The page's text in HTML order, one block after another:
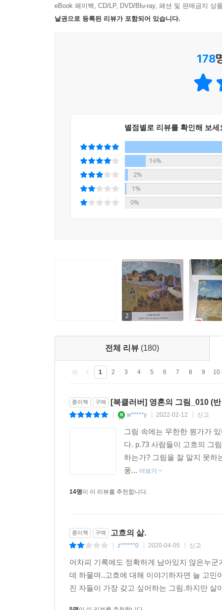
eBook 페이백, CD/LP, DVD/Blu-ray, 패션 및 판매금지 상
낱권으로 등록된 리뷰가 포함되어 있습니다.
178
별점별로 리뷰를 확인해 보세
14%
2%
1%
0%
2
전체 리뷰 (180)
1 2 3 4 5 6 7 8 9 10
종이책 구매 [북클러버] 영혼의 그림_010 (
w*****y 2022-02-12 신고
그림 속에는 무한한 뭔가가
다. p.73 사람들이 고흐의 그
하는가? 그림을 잘 알지 못하
풍... 더보기
14명이 이 리뷰를 추천합니다.
종이책 구매 고흐의 삶.
z******0 2020-04-05 신고
어차피 기록에도 정확하게 남아있지 않은누
데 하물며..고흐에 대해 이야기하자면 늘 고민
진 자들이 가장 갖고 싶어하는 그림.하지만